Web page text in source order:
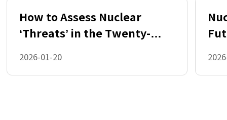
How to Assess Nuclear
‘Threats’ in the Twenty-
2026-01-20